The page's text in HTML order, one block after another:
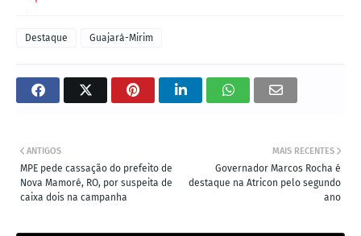
Destaque Guajará-Mirim
MAIS RECENTES
Governador Marcos Rocha é
destaque na Atricon pelo segundo
ano
ANTIGOS
MPE pede cassação do prefeito de
Nova Mamoré, RO, por suspeita de
caixa dois na campanha